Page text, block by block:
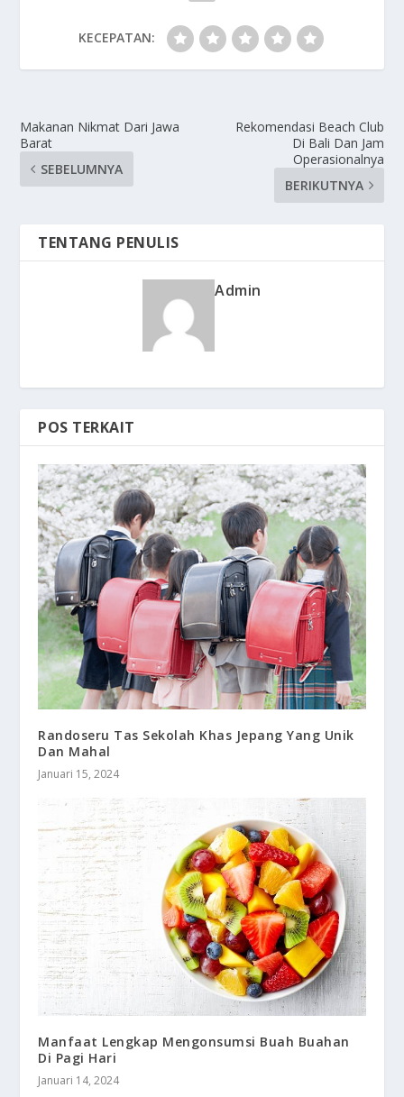
KECEPATAN:
Makanan Nikmat Dari Jawa
Barat
SEBELUMNYA
Rekomendasi Beach Club
Di Bali Dan Jam
Operasionalnya
BERIKUTNYA
TENTANG PENULIS
Admin
POS TERKAIT
Randoseru Tas Sekolah Khas Jepang Yang Unik
Dan Mahal
Januari 15, 2024
Manfaat Lengkap Mengonsumsi Buah Buahan
Di Pagi Hari
Januari 14, 2024